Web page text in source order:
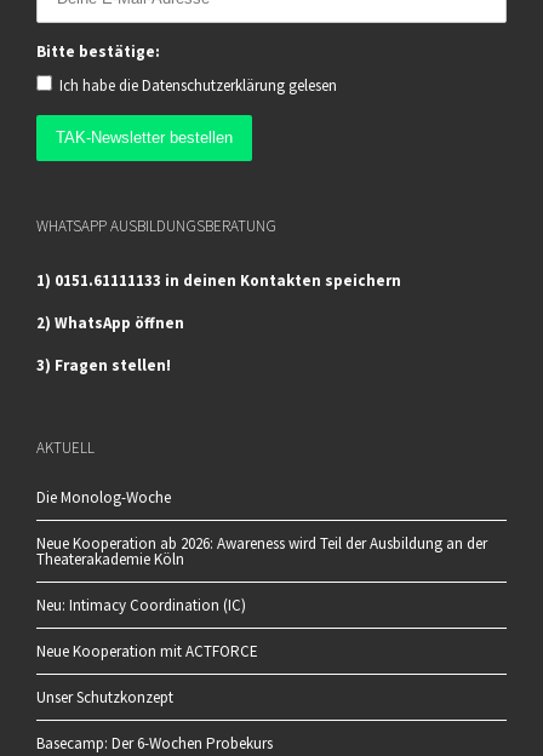
Bitte bestätige:
Ich habe dieDatenschutzerklärung gelesen
WHATSAPP AUSBILDUNGSBERATUNG
1) 0151.61111133 in deinen Kontakten speichern
2) WhatsApp öffnen
3) Fragen stellen!
AKTUELL
Die Monolog-Woche
Neue Kooperation ab 2026: Awareness wird Teil der Ausbildung an der
Theaterakademie Köln
Neu: Intimacy Coordination (IC)
Neue Kooperation mit ACTFORCE
Unser Schutzkonzept
Basecamp: Der 6-Wochen Probekurs